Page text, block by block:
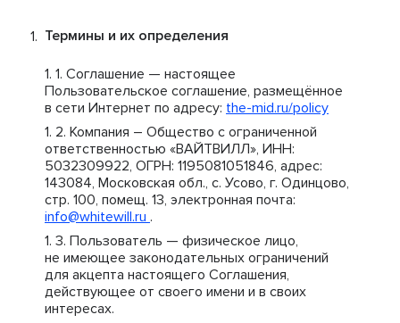
Термины и их определения
Соглашение — настоящее
Пользовательское соглашение, размещённое
в сети Интернет по адресу: the-mid.ru/policy
Компания – Общество с ограниченной
ответственностью «ВАЙТВИЛЛ», ИНН:
5032309922, ОГРН: 1195081051846, адрес:
143084, Московская обл., с. Усово, г. Одинцово,
стр. 100, помещ. 13, электронная почта:
info@whitewill.ru .
Пользователь — физическое лицо,
не имеющее законодательных ограничений
для акцепта настоящего Соглашения,
действующее от своего имени и в своих
интересах.